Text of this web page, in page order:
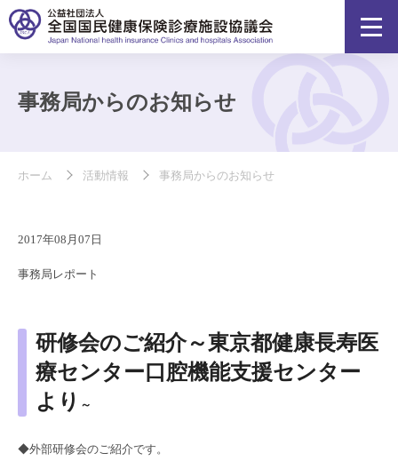
事務局からのお知らせ
ホーム 活動情報 事務局からのお知らせ
2017年08月07日
事務局レポート
研修会のご紹介～東京都健康長寿医
療センター口腔機能支援センター
より ～
◆外部研修会のご紹介です。